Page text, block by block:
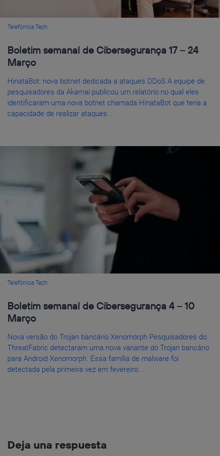
Telefónica Tech
Boletim semanal de Cibersegurança 17 – 24
Março
HinataBot: nova botnet dedicada a ataques DDoS A equipe de
pesquisadores da Akamai publicou um relatório no qual eles
identificaram uma nova botnet chamada HinataBot que teria a
capacidade de realizar ataques...
Telefónica Tech
Boletim semanal de Cibersegurança 4 – 10
Março
Nova versão do Trojan bancário Xenomorph Pesquisadores do
ThreatFabric detectaram uma nova variante do Trojan bancário
para Android Xenomorph. Essa família de malware foi
detectada pela primeira vez em fevereiro...
Deja una respuesta